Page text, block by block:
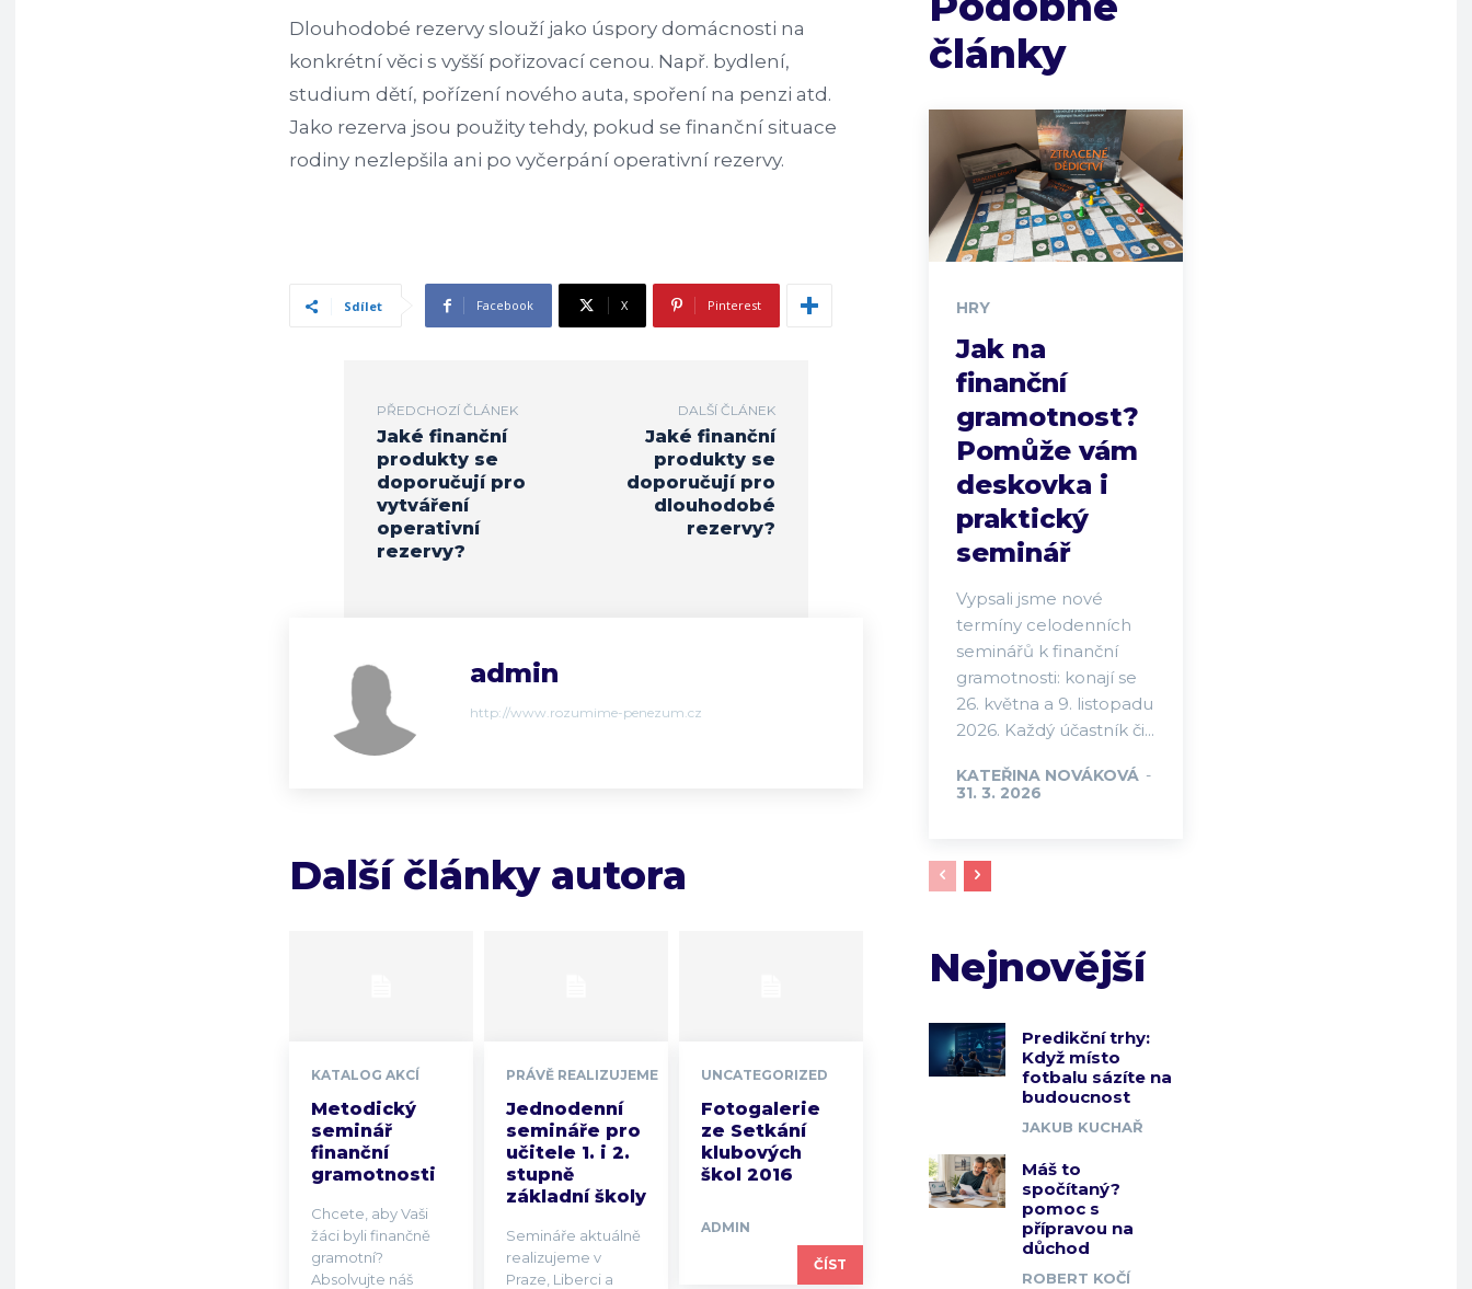
Dlouhodobé rezervy slouží jako úspory domácnosti na
konkrétní věci s vyšší pořizovací cenou. Např. bydlení,
studium dětí, pořízení nového auta, spoření na penzi atd.
Jako rezerva jsou použity tehdy, pokud se finanční situace
rodiny nezlepšila ani po vyčerpání operativní rezervy.
Sdílet Facebook X Pinterest
PŘEDCHOZÍ ČLÁNEK
Jaké finanční
produkty se
doporučují pro
vytváření
operativní
rezervy?
DALŠÍ ČLÁNEK
Jaké finanční
produkty se
doporučují pro
dlouhodobé
rezervy?
admin
http://www.rozumime-penezum.cz
Další články autora
KATALOG AKCÍ
Metodický
seminář
finanční
gramotnosti
Chcete, aby Vaši
žáci byli finančně
gramotní?
Absolvujte náš
PRÁVĚ REALIZUJEME
Jednodenní
semináře pro
učitele 1. i 2.
stupně
základní školy
Semináře aktuálně
realizujeme v
Praze, Liberci a
UNCATEGORIZED
Fotogalerie
ze Setkání
klubových
škol 2016
ADMIN
ČÍST
články
HRY
Jak na
finanční
gramotnost?
Pomůže vám
deskovka i
praktický
seminář
Vypsali jsme nové
termíny celodenních
seminářů k finanční
gramotnosti: konají se
26. května a 9. listopadu
2026. Každý účastník či...
KATEŘINA NOVÁKOVÁ -
31. 3. 2026
Nejnovější
Predikční trhy:
Když místo
fotbalu sázíte na
budoucnost
JAKUB KUCHAŘ
Máš to
spočítaný?
pomoc s
přípravou na
důchod
ROBERT KOČÍ